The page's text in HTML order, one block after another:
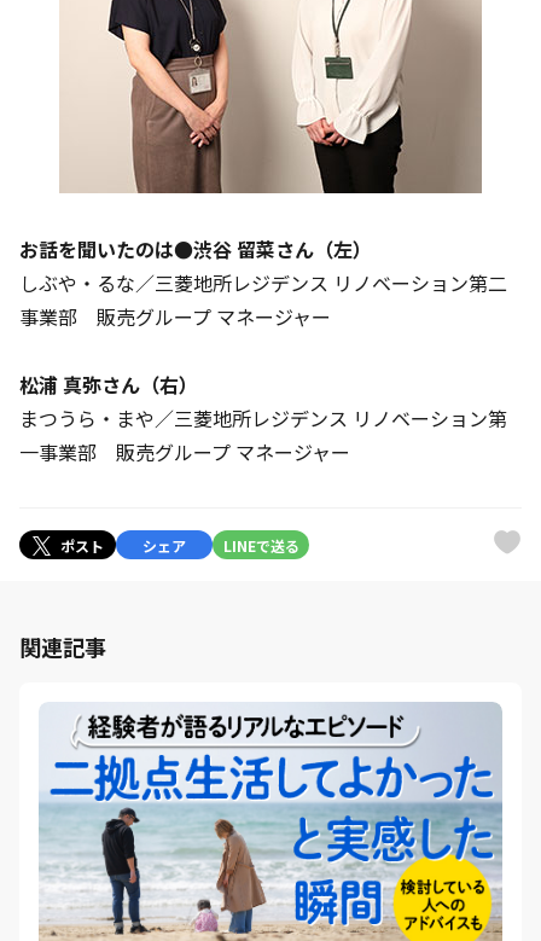
お話を聞いたのは●渋谷 留菜さん（左）
しぶや・るな／三菱地所レジデンス リノベーション第二
事業部 販売グループ マネージャー
松浦 真弥さん（右）
まつうら・まや／三菱地所レジデンス リノベーション第
一事業部 販売グループ マネージャー
ポスト シェア LINEで送る
関連記事